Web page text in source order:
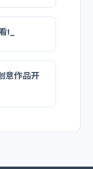
!_
意作品开